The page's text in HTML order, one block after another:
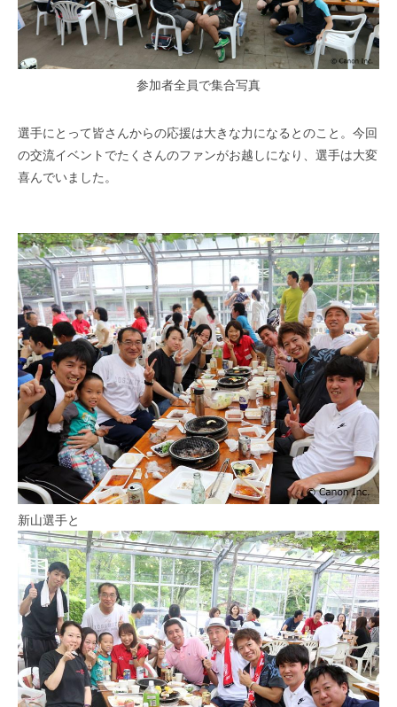
参加者全員で集合写真
選手にとって皆さんからの応援は大きな力になるとのこと。今回
の交流イベントでたくさんのファンがお越しになり、選手は大変
喜んでいました。
新山選手と